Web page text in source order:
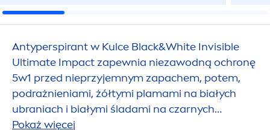
Antyperspirant w Kulce Black&White Invisible
Ultimate Impact zapewnia niezawodną ochronę
5w1 przed nieprzyjemnym zapachem, potem,
podrażnieniami, żółtymi plamami na białych
ubraniach i białymi śladami na czarnych
ubraniach. Niezawodna, 72-godzinna ochrona,
Pokaż więcej